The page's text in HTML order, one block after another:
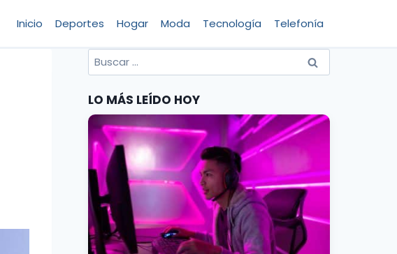
Inicio Deportes Hogar Moda Tecnología Telefonía
Buscar
por:
LO MÁS LEÍDO HOY